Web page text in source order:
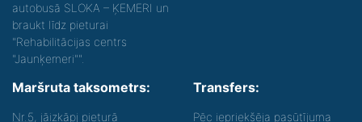
autobusā SLOKA – ĶEMERI un
braukt līdz pieturai
"Rehabilitācijas centrs
"Jaunķemeri"".
Maršruta taksometrs:
Nr.5 , jāizkāpj pieturā
Transfers:
Pēc iepriekšēja pasūtījuma